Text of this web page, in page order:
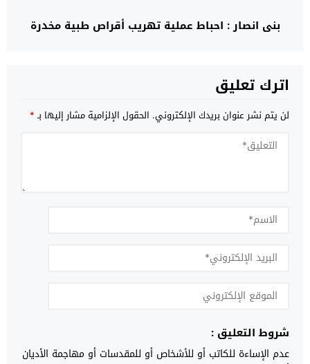
بني انصار : احباط عملية تهريب أقراص طبية مخدرة
اترك تعليق
لن يتم نشر عنوان بريدك الإلكتروني. الحقول الإلزامية مشار إليها بـ*
شروط التعليق :
عدم الإساءة للكاتب أو للأشخاص أو للمقدسات أو مهاجمة الأديان